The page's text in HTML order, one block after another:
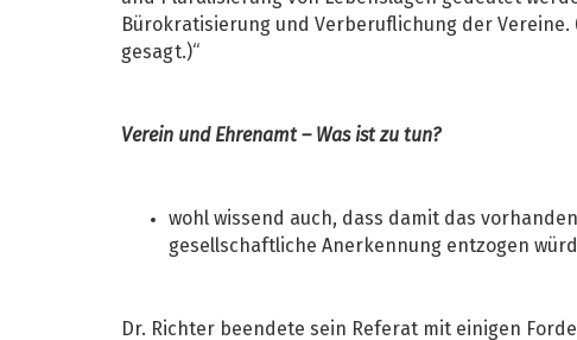
Bürokratisierung und Verberuflichung der
gesagt.)“
Verein und Ehrenamt – Was ist zu tun?
wohl wissend auch, dass damit das
gesellschaftliche Anerkennung entzogen
Dr. Richter beendete sein Referat mit einigen